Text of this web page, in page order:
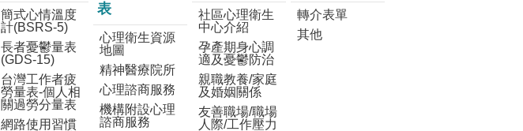
簡式心情溫度
計(BSRS-5)
長者憂鬱量表
(GDS-15)
台灣工作者疲
勞量表-個人相
關過勞分量表
網路使用習慣
表
心理衛生資源
地圖
精神醫療院所
心理諮商服務
機構附設心理
諮商服務
社區心理衛生
中心介紹
孕產期身心調
適及憂鬱防治
親職教養/家庭
及婚姻關係
友善職場/職場
人際/工作壓力
轉介表單
其他